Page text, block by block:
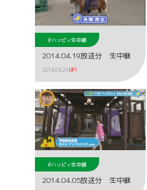
#ハッピィ生中継
2014.04.19放送分 生中継
2014.04.24UP!
#ハッピィ生中継
2014.04.05放送分 生中継